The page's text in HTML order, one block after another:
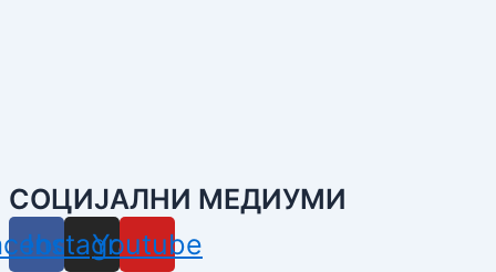
СОЦИЈАЛНИ МЕДИУМИ
Instagram
Youtube